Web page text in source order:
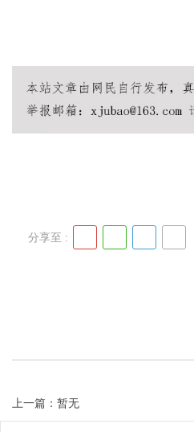
分享至 :
上一篇：暂无